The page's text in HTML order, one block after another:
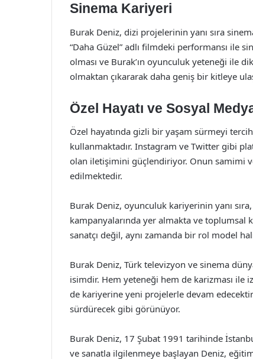
Sinema Kariyeri
Burak Deniz, dizi projelerinin yanı sıra
“Daha Güzel” adlı filmdeki performansı ile
olması ve Burak’ın oyunculuk yeteneği ile
olmaktan çıkararak daha geniş bir kitleye
Özel Hayatı ve Sosyal
Özel hayatında gizli bir yaşam sürmeyi
kullanmaktadır. Instagram ve Twitter gibi
olan iletişimini güçlendiriyor. Onun samimi
edilmektedir.
Burak Deniz, oyunculuk kariyerinin yanı
kampanyalarında yer almakta ve toplumsal
sanatçı değil, aynı zamanda bir rol model
Burak Deniz, Türk televizyon ve sinema
isimdir. Hem yeteneği hem de karizması ile
de kariyerine yeni projelerle devam
sürdürecek gibi görünüyor.
Burak Deniz, 17 Şubat 1991 tarihinde
ve sanatla ilgilenmeye başlayan Deniz,